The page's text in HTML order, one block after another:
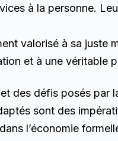
à la personne.
valorisé à sa juste
et à une véritable
des défis posés par
sont des
l’économie